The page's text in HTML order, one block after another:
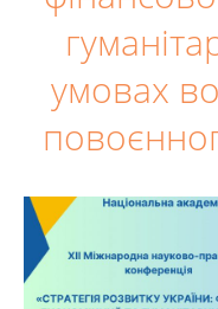
умовах